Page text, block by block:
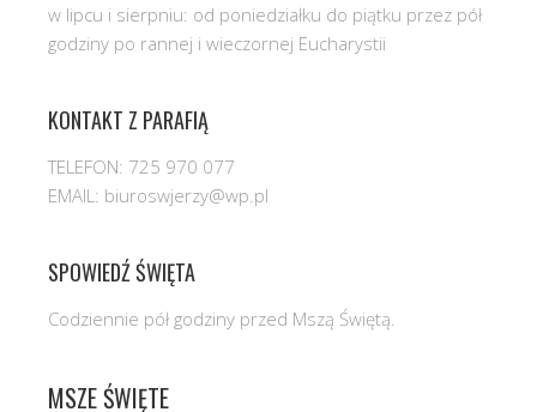
w lipcu i sierpniu: od poniedziałku do piątku przez pół
godziny po rannej i wieczornej Eucharystii
KONTAKT Z PARAFIĄ
TELEFON: 725 970 077
EMAIL: biuroswjerzy@wp.pl
SPOWIEDŹ ŚWIĘTA
Codziennie pół godziny przed Mszą Świętą.
MSZE ŚWIĘTE